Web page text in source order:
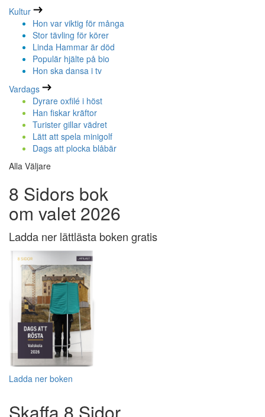
Kultur
Hon var viktig för många
Stor tävling för körer
Linda Hammar är död
Populär hjälte på bio
Hon ska dansa i tv
Vardags
Dyrare oxfilé i höst
Han fiskar kräftor
Turister gillar vädret
Lätt att spela minigolf
Dags att plocka blåbär
Alla Väljare
8 Sidors bok
om valet 2026
Ladda ner lättlästa boken gratis
Ladda ner boken